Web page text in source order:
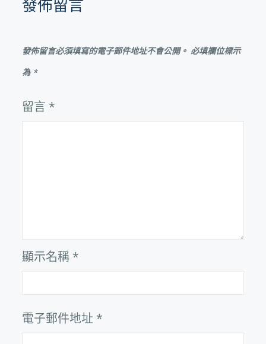
發佈留言
發佈留言必須填寫的電子郵件地址不會公開。 必填欄位標示
為 *
留言 *
顯示名稱 *
電子郵件地址 *